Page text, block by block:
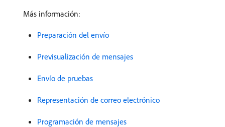
Más información:
Preparación del envío
Previsualización de mensajes
Envío de pruebas
Representación de correo electrónico
Programación de mensajes